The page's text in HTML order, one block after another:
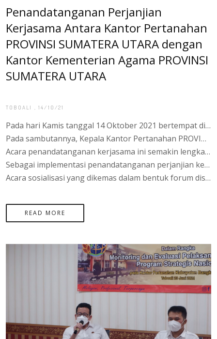
Penandatanganan Perjanjian
Kerjasama Antara Kantor Pertanahan
PROVINSI SUMATERA UTARA dengan
Kantor Kementerian Agama PROVINSI
SUMATERA UTARA
TOBOALI , 14/10/21
Pada hari Kamis tanggal 14 Oktober 2021 bertempat di Aula Kantor Kementerian Agama PROVINSI SUMATERA UTARA beralamat di Jalan Komplek Perkantoran Terpadu Pemerintah PROVINSI SUMATERA UTARA, resmi ditandatangani perjanjian kerjasama antara Kantor Pertanahan PROVINSI SUMATERA UTARA dan Kantor Kementerian Agama PROVINSI SUMATERA UTARA Nomor: 983/KK.29.05/TU.HM.01/10/2021 dan Nomor: 43/PKS-19.03.UP.01.03/X/2021 dengan substansi perjanjian kerjasama yang pada intinya berisi kesepakatan antara kedua Kementerian untuk bersinergi mendukung percepatan pelaksanaan sertipikasi dan menjamin kepastian hukum hak atas tanah wakaf dan tanah peribadatan lainnya di PROVINSI SUMATERA UTARA. Acara ini dihadiri langsung oleh Kepala Kantor Pertanahan PROVINSI SUMATERA UTARA, Agung Basuki, S.ST., M.H. dan Kepala Kantor Kementerian Agama PROVINSI SUMATERA UTARA, H. Jamaludin, S.Ag., M.H.
Pada sambutannya, Kepala Kantor Pertanahan PROVINSI SUMATERA UTARA menyampaikan bahwa tugas pokok dan fungsi kantor pertanahan tidak terbatas hanya pada proses sertipikasi hak atas tanah saja, tetapi secara lebih luas adalah mendukung Program Strategis Nasional yang digagas pemerintah pusat dan disertai program lanjutan pasca sertipikasi yaitu pemberdayaan masyarakat pasca legalisasi aset untuk meningkatkan kesejahteraan ekonomi masyarakat melalui pembinaan kemitraan bersama perbankan dan instansi pemerintah lainnya. Sementara Kepala Kantor Kementerian Agama PROVINSI SUMATERA UTARA menyampaikan ucapan terimakasih kepada Kantor Pertanahan PROVINSI SUMATERA UTARA dan jajarannya yang telah mendukung sertipikasi aset Kementerian Agama berupa Kantor Urusan Agama (KUA) yang tersebar di wilayah PROVINSI SUMATERA UTARA. Kepala Kantor Kementerian Agama PROVINSI SUMATERA UTARA juga menyampaikan bahwa masyarakat umumnya hanya mengenal Kementerian Agama merupakan lembaga yang menyelenggarakan ibadah haji dan mengatur urusan perkawinan saja. Namun, secara lebih luas Kantor Kementerian Agama juga menyelenggarakan pendidikan berbasis keagamaan seperti rencana pembangunan Madrasah Aliyah Negeri Program Khusus yang akan dibangun untuk pertamakalinya di PROVINSI SUMATERA UTARA.
Acara penandatanganan kerjasama ini semakin lengkap dengan diselenggerakannya acara penyerahan 2 (dua) sertipikat Wakaf kepada Nadzir dengan penggunaan tanah masing-masing untuk Masjid Nurul Iman dan Taman Pendidikan Al-Qur’an Nurul Iman yang keduanya terletak di Desa Penutuk, Kecamatan Lepar Pongok. Kepala Kantor Pertanahan PROVINSI SUMATERA UTARA berharap dengan diserahkannya sertipikat hak atas tanah kepada para Nadzir, pengelola harta wakaf dapat memperoleh kepastian hukum kepemilikan tanah yang digunakan untuk keperluan peribadatan dan dapat dimanfaatkan dengan baik untuk kepentingan khususnya para santri dan umat muslim pada umumnya
Sebagai implementasi penandatanganan perjanjian kerjasama ini, pada hari jumat tanggal 15 Oktober 2021 dilaksanakan Sosialisasi Sertipikasi Tanah Wakaf dan Tanah Peribadatan Lainnya yang dihadiri para pemuka agama, Pengurus Badan Wakaf Indonesia (BWI), Nadzir di lingkungan Kecamatan Tukak Sadai dengan Narasumber Kepala Seksi Penetapan Hak dan Pendaftaran Tanah, MGS. Dedi, A,Md, Kepala Seksi Survei dan Pemetaan, Ema Martonowadi, S.AP., M.M., dan Pejabat Fungsional Koordinator Penetapan Hak, Tan Reza Biando, S.H. dengan difasilitasi oleh Kepala Seksi Penyelenggaraan Zakat dan Wakaf, Yuslalili Ningsih, S.Ag.
Acara sosialisasi yang dikemas dalam bentuk forum diskusi ini tetap mematuhi protokol kesehatan dan mendukung upaya pemerintah mencegah dan menanggulangi penyebaran Covid-19. Pada Acara ini disampaikan materi mengenai prosedur dan persyaratan sertipikasi tanah wakaf, pembahasan dan penyelesaian permasalahan seputar tanah wakaf serta kewajiban pemegang dan pengelola tanah wakaf dalam memelihara tanda batas bidang tanah untuk mencegah permasalahan sengketa batas dikemudian hari. Acara sosialisasi ini sangat bermanfaat untuk memberikan pemahaman kepada para Nadzir di Kecamatan Tukak Sadai untuk mempersiapkan dokumen yang diperlukan dalam proses sertipikasi tanah wakaf berserta prosedur legalisasi penetapan Nadzir perorangan dan/atau badan hukum yang merupakan dokumen tidak terpisahkan pada permohonan Hak Wakaf di kantor pertanahan.
READ MORE